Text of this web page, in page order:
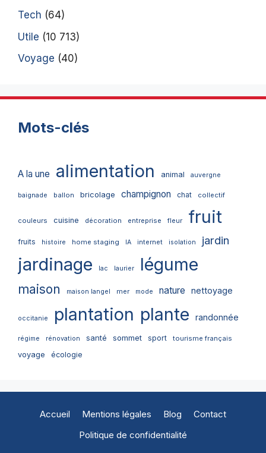
Tech (64)
Utile (10 713)
Voyage (40)
Mots-clés
A la une alimentation animal auvergne
baignade ballon bricolage champignon chat collectif
couleurs cuisine décoration entreprise fleur fruit
fruits histoire home staging IA internet isolation jardin
jardinage lac laurier légume
maison maison langel mer mode nature nettoyage
occitanie plantation plante randonnée
régime rénovation santé sommet sport tourisme français
voyage écologie
Accueil Mentions légales Blog
Contact
Politique de confidentialité